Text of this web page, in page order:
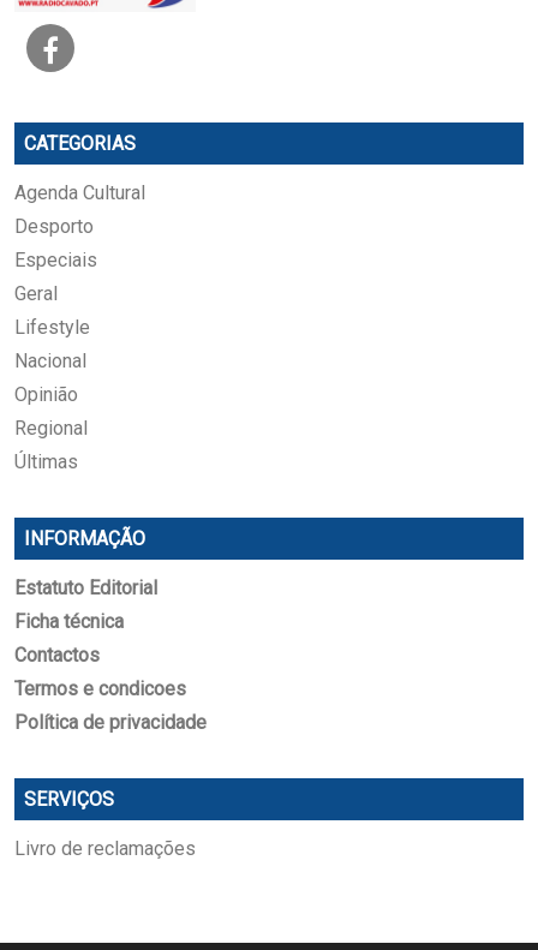
CATEGORIAS
Agenda Cultural
Desporto
Especiais
Geral
Lifestyle
Nacional
Opinião
Regional
Últimas
INFORMAÇÃO
Estatuto Editorial
Ficha técnica
Contactos
Termos e condicoes
Política de privacidade
SERVIÇOS
Livro de reclamações